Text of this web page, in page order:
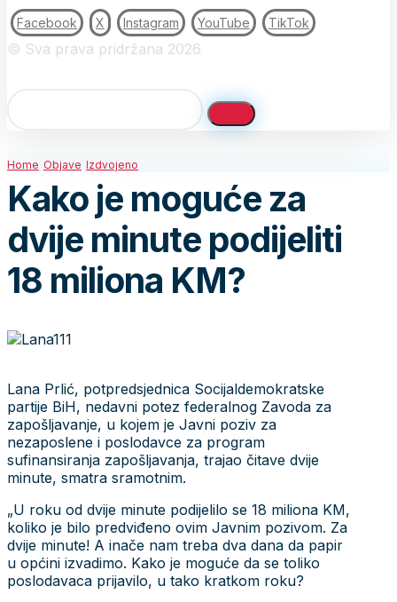
Facebook X Instagram YouTube TikTok
© Sva prava pridržana 2026
Home Objave Izdvojeno
Kako je moguće za
dvije minute podijeliti
18 miliona KM?
Lana Prlić, potpredsjednica Socijaldemokratske
partije BiH, nedavni potez federalnog Zavoda za
zapošljavanje, u kojem je Javni poziv za
nezaposlene i poslodavce za program
sufinansiranja zapošljavanja, trajao čitave dvije
minute, smatra sramotnim.
„U roku od dvije minute podijelilo se 18 miliona KM,
koliko je bilo predviđeno ovim Javnim pozivom. Za
dvije minute! A inače nam treba dva dana da papir
u općini izvadimo. Kako je moguće da se toliko
poslodavaca prijavilo, u tako kratkom roku?